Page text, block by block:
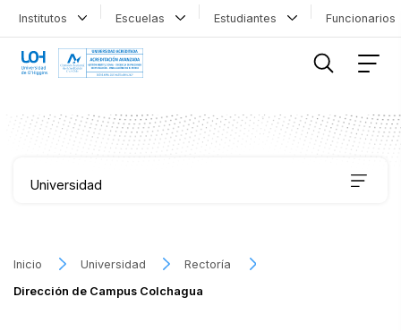
Institutos Escuelas Estudiantes
Universidad
Inicio Universidad
Rectoría
Dirección de Campus Colchagua